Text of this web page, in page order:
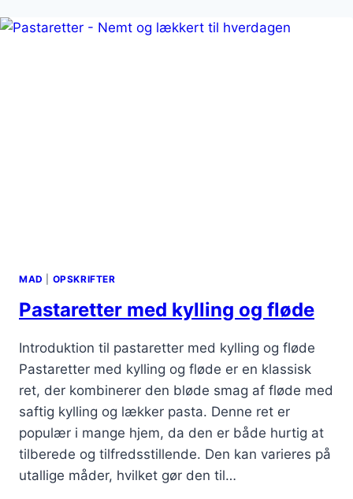
MAD OPSKRIFTER
Pastaretter med kylling og fløde
Introduktion til pastaretter med kylling og fløde
Pastaretter med kylling og fløde er en klassisk
ret, der kombinerer den bløde smag af fløde med
saftig kylling og lækker pasta. Denne ret er
populær i mange hjem, da den er både hurtig at
tilberede og tilfredsstillende. Den kan varieres på
utallige måder, hvilket gør den til…